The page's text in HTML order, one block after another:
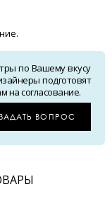
по Вашему вкусу
подготовят
на согласование.
ВОПРОС